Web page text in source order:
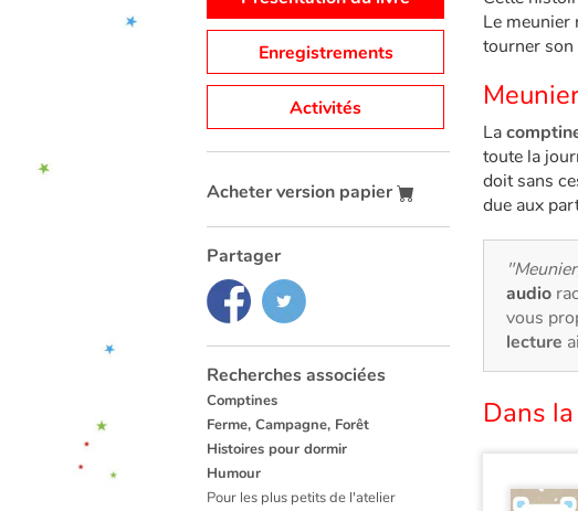
Enregistrements
Activités
Acheter version papier
Partager
Recherches associées
Comptines
Ferme, Campagne, Forêt
Histoires pour dormir
Humour
Pour les plus petits de l'atelier
Le meunier
tourner son
La
toute la
doit sans
due aux
audio
vous
lecture
Dans